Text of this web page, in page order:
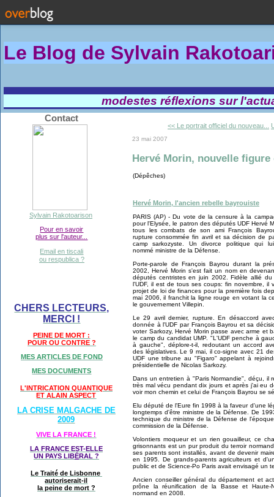
Le Blog de Sylvain Rakotoa
modestes réflexions sur
Contact
Sylvain Rakotoarison
Pour en savoir
plus sur l'auteur...
Email en tiscali
ou respublica ?
CHERS LECTEURS,
MERCI !
PEINE DE MORT :
POUR OU CONTRE ?
MES ARTICLES DE FOND
MES DOCUMENTS
L'INTRICATION QUANTIQUE
ET ALAIN ASPECT
LA CRISE MALGACHE DE
2009
VIVE LA FRANCE !
LA FRANCE EST-ELLE
UN PAYS LIBÉRAL ?
Le Traité de Lisbonne
autoriserait-il
la peine de mort ?
<< Le portrait officiel du nouveau...
23 mai 2007
Hervé Morin, nouvelle
(Dépêches)
Hervé Morin, l'ancien rebelle bayrouiste
PARIS (AP) - Du vote de la censure à la
pour l'Elysée, le patron des députés UDF Hervé
tous les combats de son ami François
rupture consommée fin avril et sa décision de
camp sarkozyste. Un divorce politique qui
nommé ministre de la Défense.
Porte-parole de François Bayrou durant la
2002, Hervé Morin s'est fait un nom en
députés centristes en juin 2002. Fidèle allié du
l'UDF, il est de tous ses coups: fin novembre, il
projet de loi de finances pour la première fois
mai 2006, il franchit la ligne rouge en votant la
le gouvernement Villepin.
Le 29 avril dernier, rupture. En désaccord
donnée à l'UDF par François Bayrou et sa
voter Sarkozy, Hervé Morin passe avec arme et
le camp du candidat UMP. "L'UDF penche à
à gauche", déplore-t-il, redoutant un accord
des législatives. Le 9 mai, il co-signe avec 21
UDF une tribune au "Figaro" appelant à
présidentielle de Nicolas Sarkozy.
Dans un entretien à "Paris Normandie", déçu, il
très mal vécu pendant dix jours et après j'ai eu
voir mon chemin et celui de François Bayrou se
Elu député de l'Eure fin 1998 à la faveur d'une
longtemps d'être ministre de la Défense. De
technique du ministre de la Défense de
commission de la Défense.
Volontiers moqueur et un rien gouailleur, ce
grisonnants est un pur produit du terroir
ses parents sont installés, avant de devenir
en 1995. De grands-parents agriculteurs et
public et de Science-Po Paris avait envisagé un
Ancien conseiller général du département et
prône la réunification de la Basse et Haute-
normand en 2008.